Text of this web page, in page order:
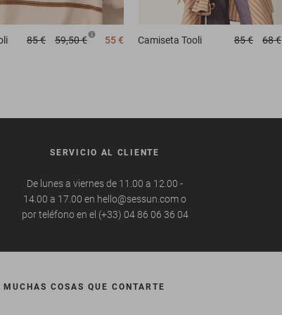
85 € 59,50 € 55 € Camiseta Tooli 85 € 68 €
SERVICIO AL CLIENTE
De lunes a viernes de 11.00 a 12.00 -
14.00 a 17.00 en hello@sessun.com o
por teléfono en el (+33) 04 86 06 36 04
MUCHAS COSAS QUE CONTARTE